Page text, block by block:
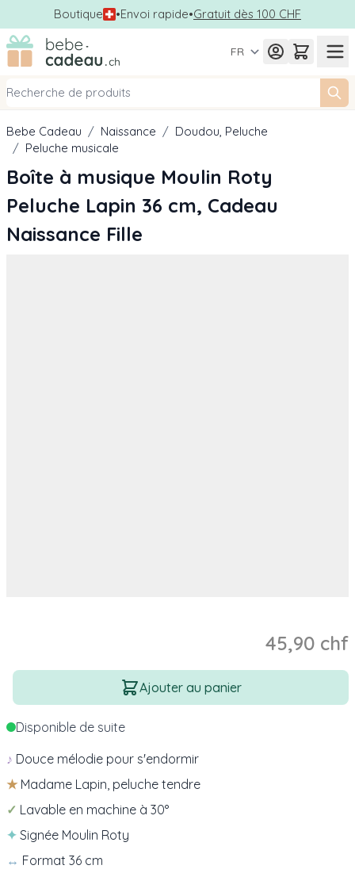
Boutique •Envoi rapide•Gratuit dès 100 CHF
Allez au contenu
FR
Bebe Cadeau / Naissance / Doudou, Peluche
/ Peluche musicale
Boîte à musique Moulin Roty
Peluche Lapin 36 cm, Cadeau
Naissance Fille
45,90 chf
Quantité
Ajouter au panier
Disponible de suite
♪ Douce mélodie pour s'endormir
★Madame Lapin, peluche tendre
✓ Lavable en machine à 30°
✦ Signée Moulin Roty
↔ Format 36 cm